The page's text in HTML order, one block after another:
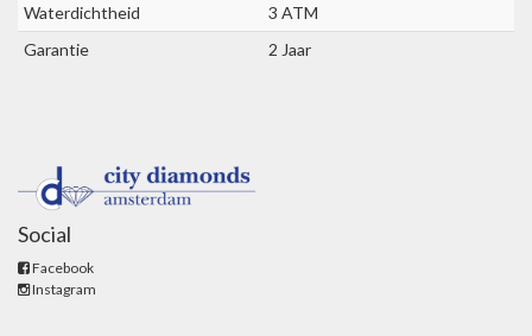
Waterdichtheid
3 ATM
Garantie
2 Jaar
Social
Facebook
Instagram